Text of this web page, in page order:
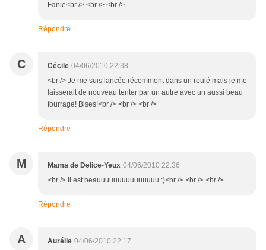
Fanie<br /> <br /> <br />
Répondre
C Cécile 04/06/2010 22:38
<br /> Je me suis lancée récemment dans un roulé mais je me
laisserait de nouveau tenter par un autre avec un aussi beau
fourrage! Bises!<br /> <br /> <br />
Répondre
M Mama de Delice-Yeux 04/06/2010 22:36
<br /> Il est beauuuuuuuuuuuuuuu :)<br /> <br /> <br />
Répondre
A Aurélie 04/06/2010 22:17